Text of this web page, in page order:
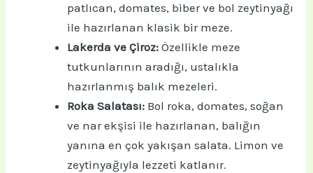
patlıcan, domates, biber ve bol zeytinyağı
ile hazırlanan klasik bir meze.
Lakerda ve Çiroz: Özellikle meze
tutkunlarının aradığı, ustalıkla
hazırlanmış balık mezeleri.
Roka Salatası: Bol roka, domates, soğan
ve nar ekşisi ile hazırlanan, balığın
yanına en çok yakışan salata. Limon ve
zeytinyağıyla lezzeti katlanır.